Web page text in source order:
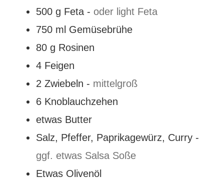
500 g Feta - oder light Feta
750 ml Gemüsebrühe
80 g Rosinen
4 Feigen
2 Zwiebeln - mittelgroß
6 Knoblauchzehen
etwas Butter
Salz, Pfeffer, Paprikagewürz, Curry -
ggf. etwas Salsa Soße
Etwas Olivenöl